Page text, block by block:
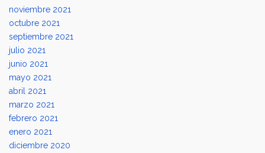
noviembre 2021
octubre 2021
septiembre 2021
julio 2021
junio 2021
mayo 2021
abril 2021
marzo 2021
febrero 2021
enero 2021
diciembre 2020